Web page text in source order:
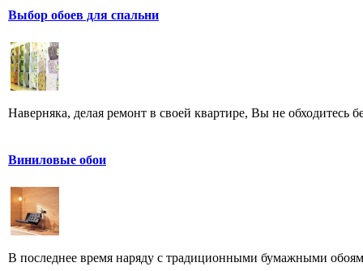
Выбор обоев для спальни
Наверняка, делая ремонт в своей квартире, Вы не обходитесь
Виниловые обои
В последнее время наряду с традиционными бумажными